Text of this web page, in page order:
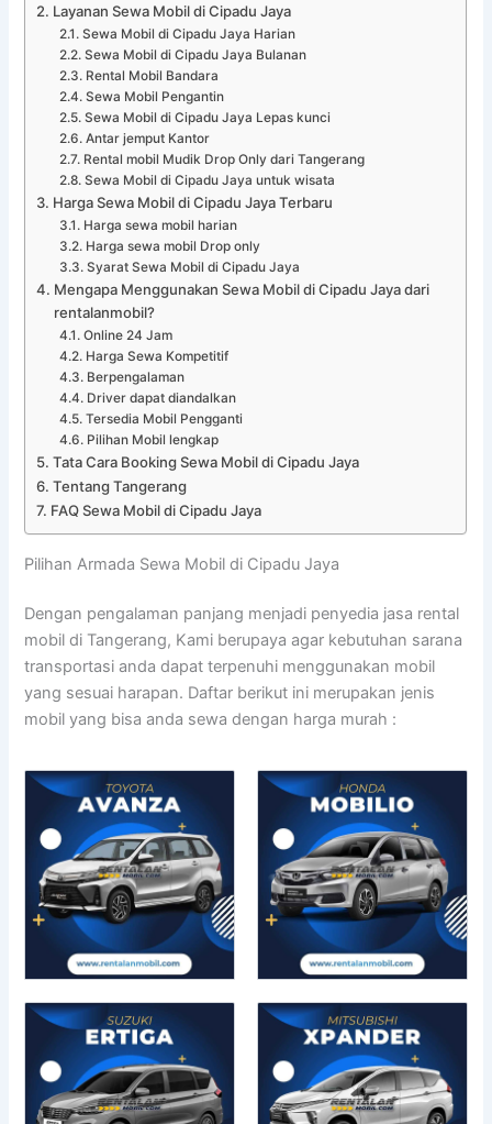
Layanan Sewa Mobil di Cipadu Jaya
Sewa Mobil di Cipadu Jaya Harian
Sewa Mobil di Cipadu Jaya Bulanan
Rental Mobil Bandara
Sewa Mobil Pengantin
Sewa Mobil di Cipadu Jaya Lepas kunci
Antar jemput Kantor
Rental mobil Mudik Drop Only dari Tangerang
Sewa Mobil di Cipadu Jaya untuk wisata
Harga Sewa Mobil di Cipadu Jaya Terbaru
Harga sewa mobil harian
Harga sewa mobil Drop only
Syarat Sewa Mobil di Cipadu Jaya
Mengapa Menggunakan Sewa Mobil di Cipadu Jaya dari
rentalanmobil?
Online 24 Jam
Harga Sewa Kompetitif
Berpengalaman
Driver dapat diandalkan
Tersedia Mobil Pengganti
Pilihan Mobil lengkap
Tata Cara Booking Sewa Mobil di Cipadu Jaya
Tentang Tangerang
FAQ Sewa Mobil di Cipadu Jaya
Pilihan Armada Sewa Mobil di Cipadu Jaya
Dengan pengalaman panjang menjadi penyedia jasa rental
mobil di Tangerang, Kami berupaya agar kebutuhan sarana
transportasi anda dapat terpenuhi menggunakan mobil
yang sesuai harapan. Daftar berikut ini merupakan jenis
mobil yang bisa anda sewa dengan harga murah :